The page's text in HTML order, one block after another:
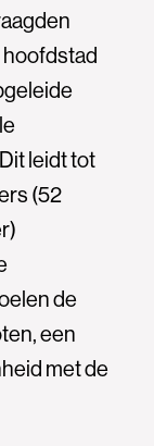
hoofdstad
leidt tot
(52
de
een
met de